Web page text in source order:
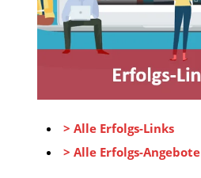
> Alle Erfolgs-Links
> Alle Erfolgs-Angebote